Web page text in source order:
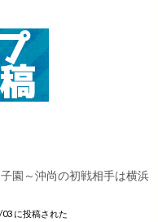
園～沖尚の初戦相手は横浜
に投稿された